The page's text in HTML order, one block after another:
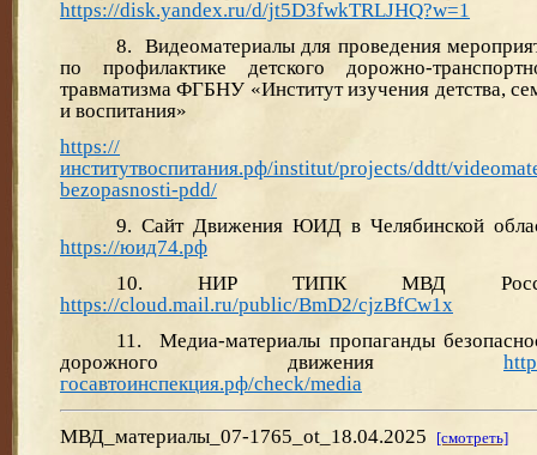
https://disk.yandex.ru/d/jt5D3fwkTRLJHQ?w=1
8. Видеоматериалы для проведения
по профилактике детского дорожно-
травматизма ФГБНУ «Институт изучения детства,
и воспитания»
https://
институтвоспитания.рф/institut/projects/ddtt/
bezopasnosti-pdd/
9. Сайт Движения ЮИД в Челябинской
https://юид74.рф
10. НИР ТИПК МВД
https://cloud.mail.ru/public/BmD2/cjzBfCw1x
11. Медиа-материалы пропаганды
дорожного движения
госавтоинспекция.рф/check/media
МВД_материалы_07-1765_ot_18.04.2025 [смотреть]